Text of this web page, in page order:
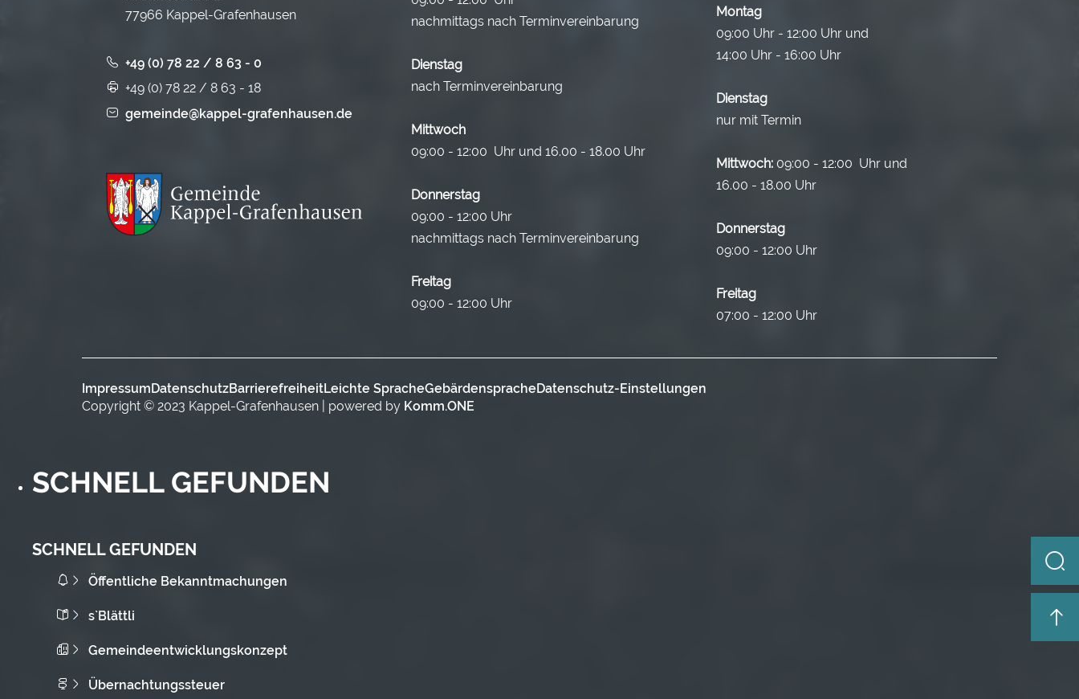
77966 Kappel-Grafenhausen
+49 (0) 78 22 / 8 63 - 0
+49 (0) 78 22 / 8 63 - 18
gemeinde@kappel-grafenhausen.de
nachmittags nach Terminvereinbarung
Dienstag
nach Terminvereinbarung
Mittwoch
09:00 - 12:00 Uhr und 16.00 - 18.00 Uhr
Donnerstag
09:00 - 12:00 Uhr
nachmittags nach Terminvereinbarung
Freitag
09:00 - 12:00 Uhr
Montag
09:00 Uhr - 12:00 Uhr und
14:00 Uhr - 16:00 Uhr
Dienstag
nur mit Termin
Mittwoch: 09:00 - 12:00 Uhr und
16.00 - 18.00 Uhr
Donnerstag
09:00 - 12:00 Uhr
Freitag
07:00 - 12:00 Uhr
Impressum DatenschutzBarrierefreiheitLeichte SpracheGebärdenspracheDatenschutz-Einstellungen
Copyright © 2023 Kappel-Grafenhausen | powered by Komm.ONE
SCHNELL GEFUNDEN
SCHNELL GEFUNDEN
Öffentliche Bekanntmachungen
s`Blättli
Gemeindeentwicklungskonzept
Übernachtungssteuer